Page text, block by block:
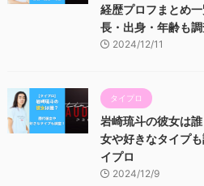
経歴プロフまとめ
長・出身・年齢も調
2024/12/11
タイプロ
岩崎琉斗の彼女は
女や好きなタイプ
イプロ
2024/12/9